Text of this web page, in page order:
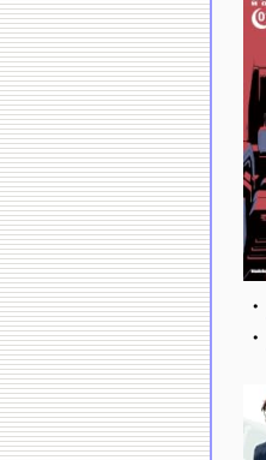
・
・